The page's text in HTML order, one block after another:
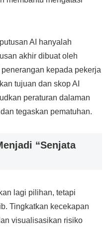
AI hanyalah
akhir dibuat oleh
kepada pekerja
tujuan dan skop AI
peraturan dalaman
tegaskan pematuhan.
“Senjata
lagi pilihan, tetapi
Tingkatkan kecekapan
visualisasikan risiko